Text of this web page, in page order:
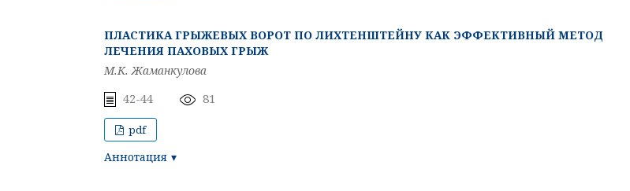
ПЛАСТИКА ГРЫЖЕВЫХ ВОРОТ ПО ЛИХТЕНШТЕЙНУ КАК ЭФФЕКТИВНЫЙ МЕТОД
ЛЕЧЕНИЯ ПАХОВЫХ ГРЫЖ
М.К. Жаманкулова
42-44 81
pdf
Аннотация